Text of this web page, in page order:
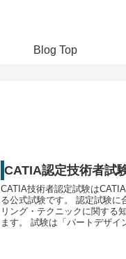
Blog Top
CATIA認定技術者試
CATIA技術者認定試験は
る公式試験です。 認定試験
リング・テクニックに関する
ます。 試験は「パートデザイ